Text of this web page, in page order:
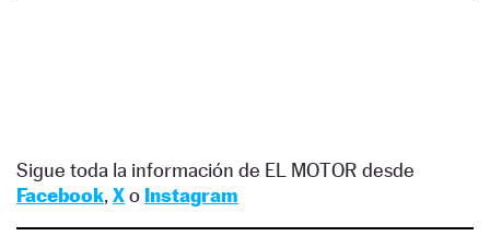
Sigue toda la información de EL MOTOR desde
Facebook, Xo Instagram